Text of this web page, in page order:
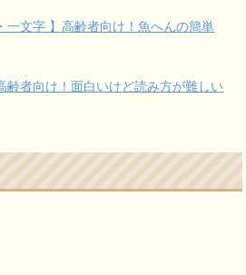
一文字 】高齢者向け！魚へんの簡単
齢者向け！面白いけど読み方が難しい